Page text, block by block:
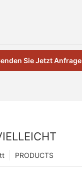
Sie Jetzt Anfrage
PRODUCTS